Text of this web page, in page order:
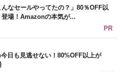
んなセールやってたの？」80％OFF以
登場！Amazonの本気が...
PR
日も見逃せない！80%OFF以上が